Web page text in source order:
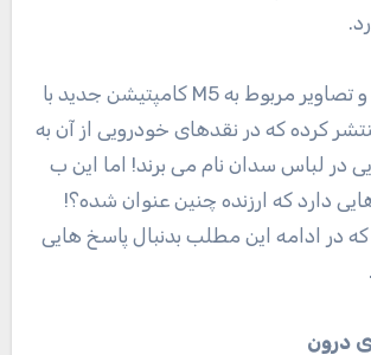
هم اکنون ب ام و تصاویر مربوط به M5 کامپتیشن جدید با
را منتشر کرده که در نقدهای خودرویی از آن به
در لباس سدان نام می برند! اما این ب
دارد که ارزنده چنین عنوان شده؟!
ادامه این مطلب بدنبال پاسخ هایی
درون